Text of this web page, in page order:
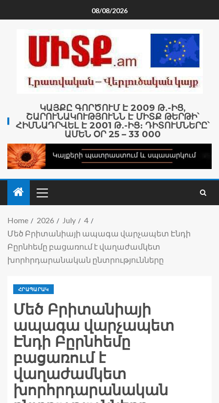
08/08/2026
ԿԱՅՔԸ ԳՈՐԾՈՒՄ Է 2009 Թ․-ԻՑ,
ՇԱՐՈՒՆԱԿՈՒԹՅՈՒՆՆ Է ՄԻՏՔ ԹԵՐԹԻ՝
ՀԻՄՆԱԴՐՎԵԼ Է 2001 Թ․-ԻՑ։ ԴԻՏՈՒՄՆԵՐԸ՝
ԱՄԵՆ ՕՐ 25 – 33 000
Home 2026 July
4
Մեծ Բրիտանիայի ապագա վարչապետ Էնդի
Բըրնհեմը բացառում է վաղաժամկետ
խորհրդարանական ընտրությունները
ՀՐԱՊԱՐԱԿ
Մեծ Բրիտանիայի
ապագա վարչապետ
Էնդի Բըրնհեմը
բացառում է
վաղաժամկետ
խորհրդարանական